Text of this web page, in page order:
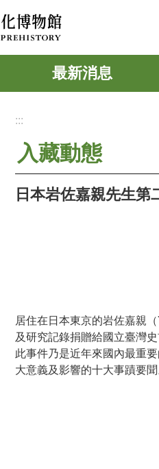
最新消息
:::
入藏動態
日本岩佐嘉親先生
居住在日本東京的岩佐嘉親
及研究記錄捐贈給國立臺灣
此事件乃是近年來國內最重
大意義及影響的十大事蹟要